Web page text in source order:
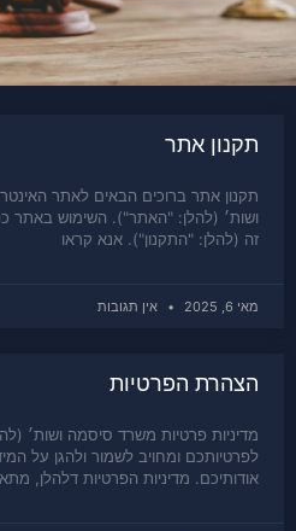
תקנון אתר
תקנון אתר ברוכים הבאים לאתר
ושות׳ (להלן: "האתר"). השימוש באתר
זה (להלן: "התקנון"). אנא קראו
מאי 6, 2025 אין תגובות
הצהרת הפרטיות
מדיניות פרטיות משרד סיסמה ושות׳
לפרטיותכם ומחויב לשמור ולהגן על
אודותיכם. מדיניות הפרטיות דלהלן,